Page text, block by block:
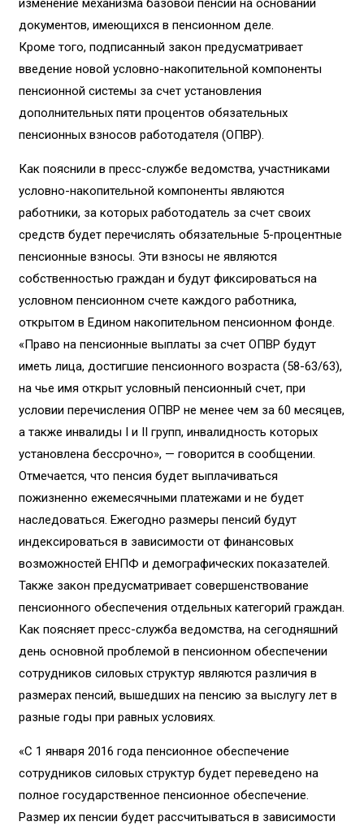
документов, имеющихся в пенсионном деле.
Кроме того, подписанный закон предусматривает
введение новой условно-накопительной компоненты
пенсионной системы за счет установления
дополнительных пяти процентов обязательных
пенсионных взносов работодателя (ОПВР).
Как пояснили в пресс-службе ведомства, участниками
условно-накопительной компоненты являются
работники, за которых работодатель за счет своих
средств будет перечислять обязательные 5-процентные
пенсионные взносы. Эти взносы не являются
собственностью граждан и будут фиксироваться на
условном пенсионном счете каждого работника,
открытом в Едином накопительном пенсионном фонде.
«Право на пенсионные выплаты за счет ОПВР будут
иметь лица, достигшие пенсионного возраста (58-63/63),
на чье имя открыт условный пенсионный счет, при
условии перечисления ОПВР не менее чем за 60 месяцев,
а также инвалиды I и II групп, инвалидность которых
установлена бессрочно», — говорится в сообщении.
Отмечается, что пенсия будет выплачиваться
пожизненно ежемесячными платежами и не будет
наследоваться. Ежегодно размеры пенсий будут
индексироваться в зависимости от финансовых
возможностей ЕНПФ и демографических показателей.
Также закон предусматривает совершенствование
пенсионного обеспечения отдельных категорий граждан.
Как поясняет пресс-служба ведомства, на сегодняшний
день основной проблемой в пенсионном обеспечении
сотрудников силовых структур являются различия в
размерах пенсий, вышедших на пенсию за выслугу лет в
разные годы при равных условиях.
«С 1 января 2016 года пенсионное обеспечение
сотрудников силовых структур будет переведено на
полное государственное пенсионное обеспечение.
Размер их пенсии будет рассчитываться в зависимости